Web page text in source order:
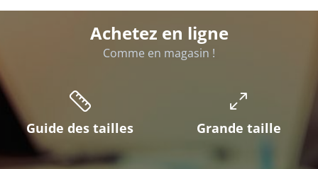
Achetez en ligne
Comme en magasin !
Guide des tailles Grande taille